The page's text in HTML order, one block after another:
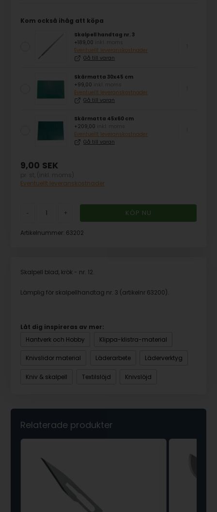
Skalpell blad, krök - nr. 12.
Lämplig för skalpellhandtag nr. 3 (artikelnr 63200).
Låt dig inspireras av mer:
Hantverk och Hobby
Klippa-klistra-material
Knivslidor material Läderarbete Läderverktyg
Kniv & skalpell Textilslöjd Knivslöjd
Kom också ihåg att köpa
Skalpell handtag nr. 3
+189,00
Eventuellt leveranskostnader
Gå till varan
Skärmatta 30x45 cm
+99,00
Eventuellt leveranskostnader
Gå till varan
Skärmatta 45x60 cm
+209,00
Eventuellt leveranskostnader
Gå till varan
9,00 SEK
Eventuellt leveranskostnader
- +
Artikelnummer: 63202
Relaterade produkter